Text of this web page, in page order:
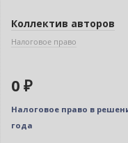
Коллектив авторов
Налоговое право
0 ₽
Налоговое право в
года